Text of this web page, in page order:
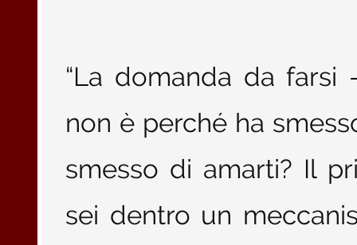
“La domanda da
non è perché ha
smesso di amarti? Il
sei dentro un